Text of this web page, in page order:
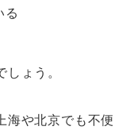
る
ょう。
海や北京でも不便